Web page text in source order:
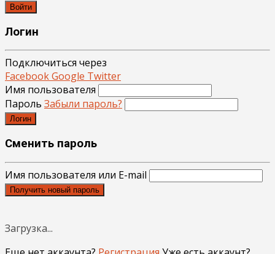
Войти
Логин
Подключиться через
FacebookGoogle Twitter
Имя пользователя
Пароль Забыли пароль?
Логин
Сменить пароль
Имя пользователя или E-mail
Получить новый пароль
Загрузка...